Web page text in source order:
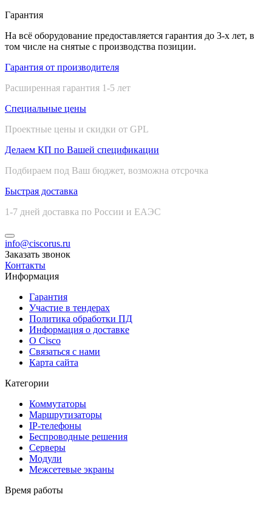
Гарантия
На всё оборудование предоставляется гарантия до 3-х лет, в
том числе на снятые с производства позиции.
Гарантия от производителя
Расширенная гарантия 1-5 лет
Специальные цены
Проектные цены и скидки от GPL
Делаем КП по Вашей спецификации
Подбираем под Ваш бюджет, возможна отсрочка
Быстрая доставка
1-7 дней доставка по России и ЕАЭС
info@ciscorus.ru
Заказать звонок
Контакты
Информация
Гарантия
Участие в тендерах
Политика обработки ПД
Информация о доставке
О Cisco
Связаться с нами
Карта сайта
Категории
Коммутаторы
Маршрутизаторы
IP-телефоны
Беспроводные решения
Серверы
Модули
Межсетевые экраны
Время работы